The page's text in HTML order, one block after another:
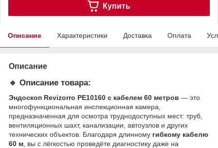
Купить
Описание Характеристики Доставка Оплата
Описание
🔹 Описание товара:
Эндоскоп Revizorro PE10160 с кабелем 60 метров — это
многофункциональная инспекционная камера,
предназначенная для осмотра труднодоступных мест: труб,
вентиляционных шахт, канализации, автоузлов и других
технических объектов. Благодаря длинному гибкому кабелю
60 м , вы с лёгкостью проведёте диагностику даже на